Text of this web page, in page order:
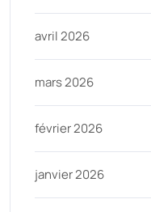
avril 2026
mars 2026
février 2026
janvier 2026